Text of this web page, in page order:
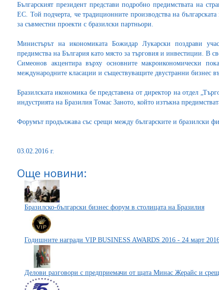
Българският президент представи подробно предимствата на
ЕС. Той подчерта, че традиционните производства на
за съвместни проекти с бразилски партньори.
Министърът на икономиката Божидар Лукарски поздрави
предимства на България като място за търговия и инвестиции. В
Симеонов акцентира върху основните макроикономически
международните класации и съществуващите двустранни бизнес
Бразилската икономика бе представена от директор на отдел
индустрията на Бразилия Томас Заното, който изтъкна
Форумът продължава със срещи между българските и бразилски
03.02.2016 г.
Още новини:
Бразилско-български бизнес форум в столицата на Бразилия
Годишните награди VIP BUSINESS AWARDS 2016 - 24 март
Делови разговори с предприемачи от щата Минас Жерайс и